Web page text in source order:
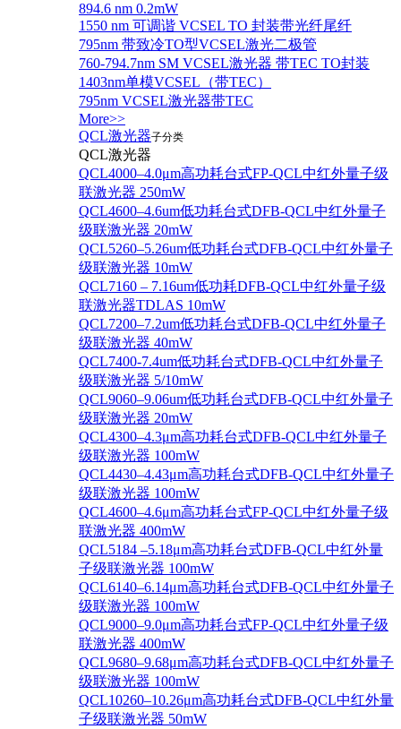
894.6 nm 0.2mW
1550 nm 可调谐 VCSEL TO 封装带光纤尾纤
795nm 带致冷TO型VCSEL激光二极管
760-794.7nm SM VCSEL激光器 带TEC TO封装
1403nm单模VCSEL（带TEC）
795nm VCSEL激光器带TEC
More>>
QCL激光器子分类
QCL激光器
QCL4000–4.0μm高功耗台式FP-QCL中红外量子级
联激光器 250mW
QCL4600–4.6um低功耗台式DFB-QCL中红外量子
级联激光器 20mW
QCL5260–5.26um低功耗台式DFB-QCL中红外量子
级联激光器 10mW
QCL7160 – 7.16um低功耗DFB-QCL中红外量子级
联激光器TDLAS 10mW
QCL7200–7.2um低功耗台式DFB-QCL中红外量子
级联激光器 40mW
QCL7400-7.4um低功耗台式DFB-QCL中红外量子
级联激光器 5/10mW
QCL9060–9.06um低功耗台式DFB-QCL中红外量子
级联激光器 20mW
QCL4300–4.3μm高功耗台式DFB-QCL中红外量子
级联激光器 100mW
QCL4430–4.43μm高功耗台式DFB-QCL中红外量子
级联激光器 100mW
QCL4600–4.6μm高功耗台式FP-QCL中红外量子级
联激光器 400mW
QCL5184 –5.18μm高功耗台式DFB-QCL中红外量
子级联激光器 100mW
QCL6140–6.14μm高功耗台式DFB-QCL中红外量子
级联激光器 100mW
QCL9000–9.0μm高功耗台式FP-QCL中红外量子级
联激光器 400mW
QCL9680–9.68μm高功耗台式DFB-QCL中红外量子
级联激光器 100mW
QCL10260–10.26μm高功耗台式DFB-QCL中红外量
子级联激光器 50mW